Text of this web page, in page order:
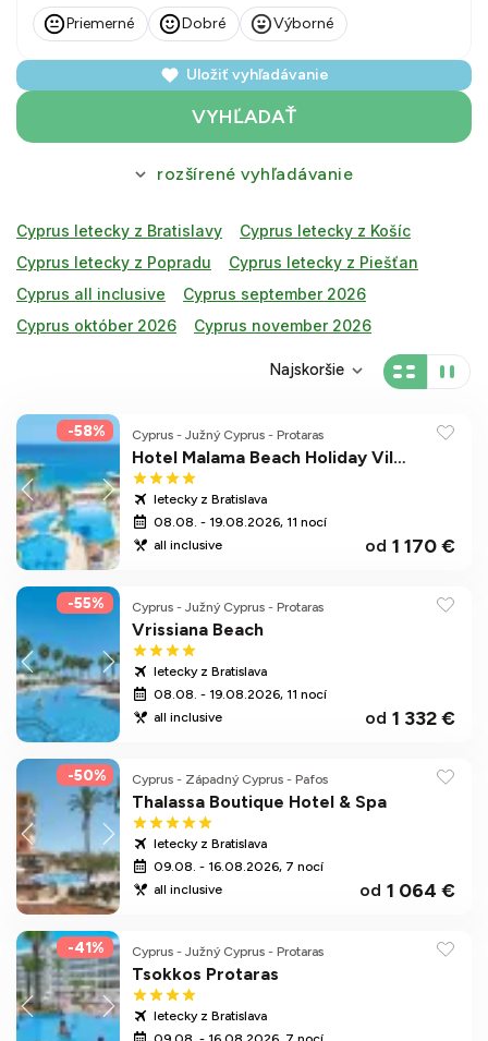
Priemerné Dobré Výborné
Uložiť vyhľadávanie
VYHĽADAŤ
rozšírené vyhľadávanie
Cyprus letecky z Bratislavy
Cyprus letecky z Košíc
Cyprus letecky z Popradu
Cyprus letecky z Piešťan
Cyprus all inclusive
Cyprus september 2026
Cyprus október 2026
Cyprus november 2026
Najskoršie
-58% Cyprus - Južný Cyprus - Protaras
Hotel Malama Beach Holiday Village
letecky z Bratislava
08.08. - 19.08.2026, 11 nocí
all inclusive
1 170 €
od
-55% Cyprus - Južný Cyprus - Protaras
Vrissiana Beach
letecky z Bratislava
08.08. - 19.08.2026, 11 nocí
all inclusive
1 332 €
od
-50% Cyprus - Západný Cyprus - Pafos
Thalassa Boutique Hotel & Spa
letecky z Bratislava
09.08. - 16.08.2026, 7 nocí
all inclusive
1 064 €
od
-41% Cyprus - Južný Cyprus - Protaras
Tsokkos Protaras
letecky z Bratislava